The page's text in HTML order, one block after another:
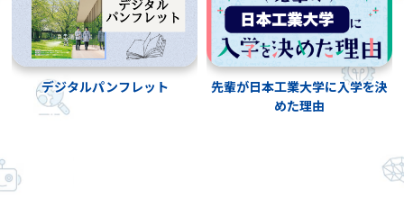
デジタルパンフレット
先輩が日本工業大学に入学を決
めた理由